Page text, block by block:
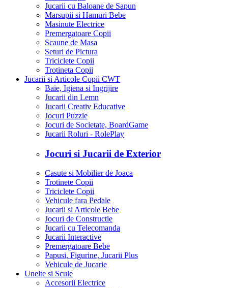
Jucarii cu Baloane de Sapun
Marsupii si Hamuri Bebe
Masinute Electrice
Premergatoare Copii
Scaune de Masa
Seturi de Pictura
Triciclete Copii
Trotineta Copii
Jucarii si Articole Copii CWT
Baie, Igiena si Ingrijire
Jucarii din Lemn
Jucarii Creativ Educative
Jocuri Puzzle
Jocuri de Societate, BoardGame
Jucarii Roluri - RolePlay
Jocuri si Jucarii de Exterior
Casute si Mobilier de Joaca
Trotinete Copii
Triciclete Copii
Vehicule fara Pedale
Jucarii si Articole Bebe
Jocuri de Constructie
Jucarii cu Telecomanda
Jucarii Interactive
Premergatoare Bebe
Papusi, Figurine, Jucarii Plus
Vehicule de Jucarie
Unelte si Scule
Accesorii Electrice